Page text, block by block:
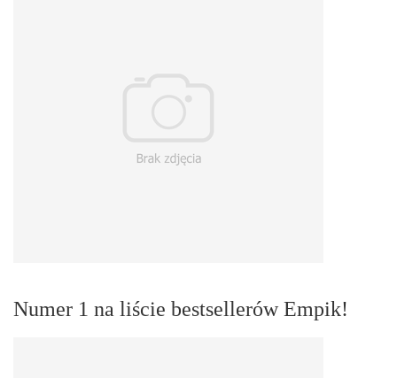
Numer 1 na liście bestsellerów Empik!